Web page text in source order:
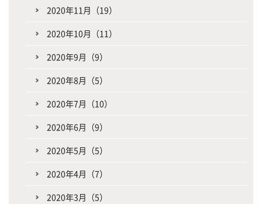
2020年11月（19）
2020年10月（11）
2020年9月（9）
2020年8月（5）
2020年7月（10）
2020年6月（9）
2020年5月（5）
2020年4月（7）
2020年3月（5）